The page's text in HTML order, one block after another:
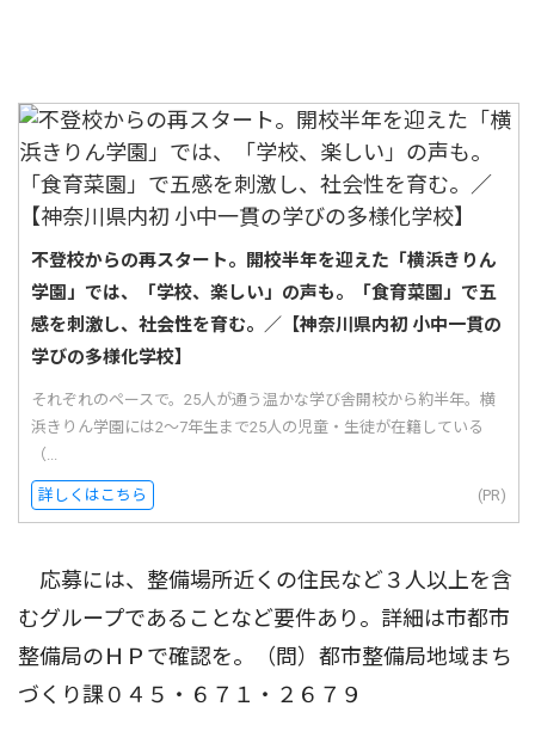
不登校からの再スタート。開校半年を迎えた「横浜きりん
学園」では、「学校、楽しい」の声も。「食育菜園」で五
感を刺激し、社会性を育む。／【神奈川県内初 小中一貫の
学びの多様化学校】
それぞれのペースで。25人が通う温かな学び舎開校から約半年。横
浜きりん学園には2〜7年生まで25人の児童・生徒が在籍している
（...
詳しくはこちら (PR)
応募には、整備場所近くの住民など３人以上を含
むグループであることなど要件あり。詳細は市都市
整備局のＨＰで確認を。（問）都市整備局地域まち
づくり課０４５・６７１・２６７９